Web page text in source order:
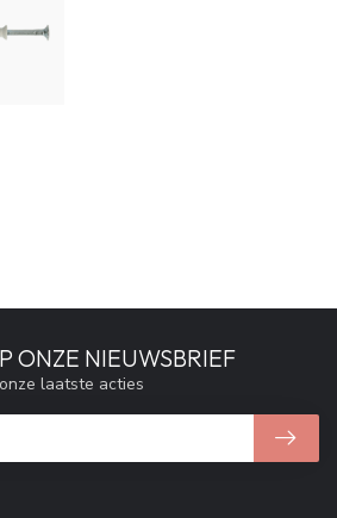
ONZE NIEUWSBRIEF
laatste acties